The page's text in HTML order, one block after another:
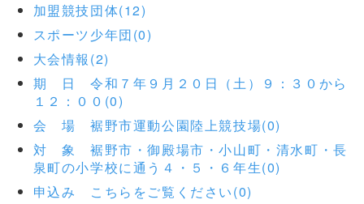
加盟競技団体(12)
スポーツ少年団(0)
大会情報(2)
期 日 令和７年９月２０日（土）９：３０から
１２：００(0)
会 場 裾野市運動公園陸上競技場(0)
対 象 裾野市・御殿場市・小山町・清水町・長
泉町の小学校に通う４・５・６年生(0)
申込み こちらをご覧ください(0)